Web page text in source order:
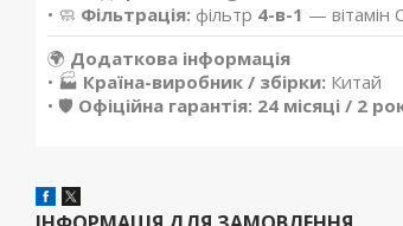
• 🧼 Фільтрація: фільтр 4-в-1 — вітамін
🌍 Додаткова інформація
• 🏭 Країна-виробник / збірки: Китай
• 🛡️ Офіційна гарантія: 24 місяці / 2